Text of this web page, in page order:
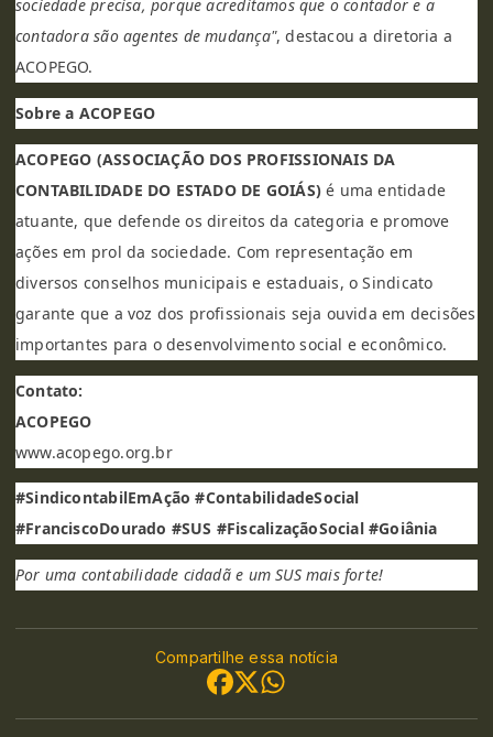
sociedade precisa, porque acreditamos que o contador e a
contadora são agentes de mudança", destacou a diretoria a
ACOPEGO.
Sobre a ACOPEGO
ACOPEGO (ASSOCIAÇÃO DOS PROFISSIONAIS DA
CONTABILIDADE DO ESTADO DE GOIÁS)é uma entidade
atuante, que defende os direitos da categoria e promove
ações em prol da sociedade. Com representação em
diversos conselhos municipais e estaduais, o Sindicato
garante que a voz dos profissionais seja ouvida em decisões
importantes para o desenvolvimento social e econômico.
Contato:
ACOPEGO
www.acopego.org.br
#SindicontabilEmAção #ContabilidadeSocial
#FranciscoDourado #SUS #FiscalizaçãoSocial #Goiânia
Por uma contabilidade cidadã e um SUS mais forte!
Compartilhe essa notícia